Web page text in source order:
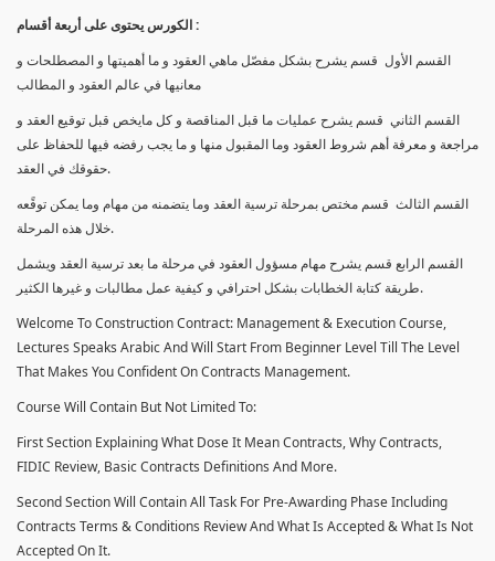
الكورس يحتوى على أربعة أقسام :
القسم الأول قسم يشرح بشكل مفصّل ماهي العقود و ما أهميتها و المصطلحات و
معانيها في عالم العقود و المطالب
القسم الثاني قسم يشرح عمليات ما قبل المناقصة و كل مايخص قبل توقيع العقد و
مراجعة و معرفة أهم شروط العقود وما المقبول منها و ما يجب رفضه فيها للحفاظ على
حقوقك في العقد.
القسم الثالث قسم مختص بمرحلة ترسية العقد وما يتضمنه من مهام وما يمكن توقًعه
خلال هذه المرحلة.
القسم الرابع قسم يشرح مهام مسؤول العقود في مرحلة ما بعد ترسية العقد ويشمل
طريقة كتابة الخطابات بشكل احترافي و كيفية عمل مطالبات و غيرها الكثير.
Welcome To Construction Contract: Management & Execution Course,
Lectures Speaks Arabic And Will Start From Beginner Level Till The Level
That Makes You Confident On Contracts Management.
Course Will Contain But Not Limited To:
First Section Explaining What Dose It Mean Contracts, Why Contracts,
FIDIC Review, Basic Contracts Definitions And More.
Second Section Will Contain All Task For Pre-Awarding Phase Including
Contracts Terms & Conditions Review And What Is Accepted & What Is Not
Accepted On It.